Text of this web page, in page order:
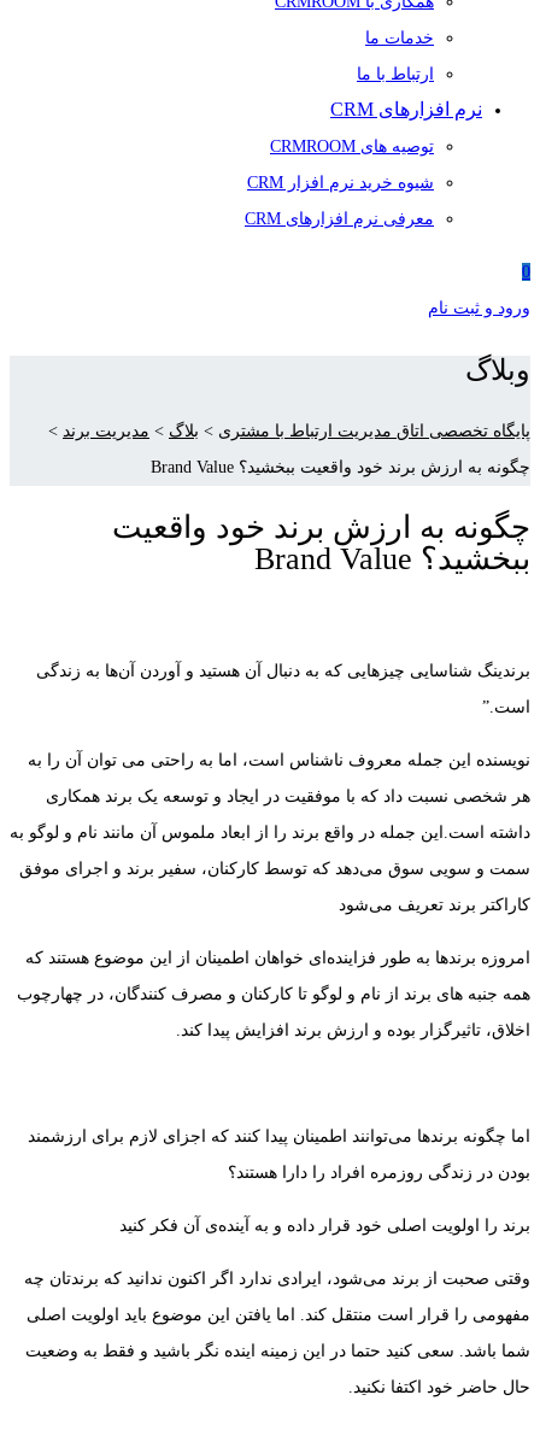
خدمات ما
ارتباط با ما
نرم افزارهای CRM
توصیه های CRMROOM
شیوه خرید نرم افزار CRM
معرفی نرم افزارهای CRM
0
ورود و ثبت نام
وبلاگ
پایگاه تخصصی اتاق مدیریت ارتباط با مشتری > بلاگ > مدیریت برند >
چگونه به ارزش برند خود واقعیت ببخشید؟ Brand Value
چگونه به ارزش برند خود واقعیت
ببخشید؟ Brand Value
برندینگ شناسایی چیزهایی که به دنبال آن هستید و آوردن آن‌ها به زندگی
است.”
نویسنده این جمله معروف ناشناس است، اما به راحتی می توان آن را به
هر شخصی نسبت داد که با موفقیت در ایجاد و توسعه یک برند همکاری
داشته است.این جمله در واقع برند را از ابعاد ملموس آن مانند نام و لوگو به
سمت و سویی سوق می‌دهد که توسط کارکنان، سفیر برند و اجرای موفق
کاراکتر برند تعریف می‌شود
امروزه برندها به طور فزاینده‌ای خواهان اطمینان از این موضوع هستند که
همه جنبه های برند از نام و لوگو تا کارکنان و مصرف کنندگان، در چهارچوب
اخلاق، تاثیرگزار بوده و ارزش برند افزایش پیدا کند.
اما چگونه برندها می‌توانند اطمینان پیدا کنند که اجزای لازم برای ارزشمند
بودن در زندگی روزمره افراد را دارا هستند؟
برند را اولویت اصلی خود قرار داده و به آینده‌ی آن فکر کنید
وقتی صحبت از برند می‌شود، ایرادی ندارد اگر اکنون ندانید که برندتان چه
مفهومی را قرار است منتقل کند. اما یافتن این موضوع باید اولویت اصلی
شما باشد. سعی کنید حتما در این زمینه اینده نگر باشید و فقط به وضعیت
حال حاضر خود اکتفا نکنید.